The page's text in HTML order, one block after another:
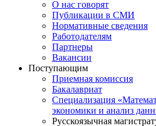
О нас говорят
Публикации в СМИ
Нормативные сведения
Работодателям
Партнеры
Вакансии
Поступающим
Приемная комиссия
Бакалавриат
Специализация
экономики и анализ
Русскоязычная